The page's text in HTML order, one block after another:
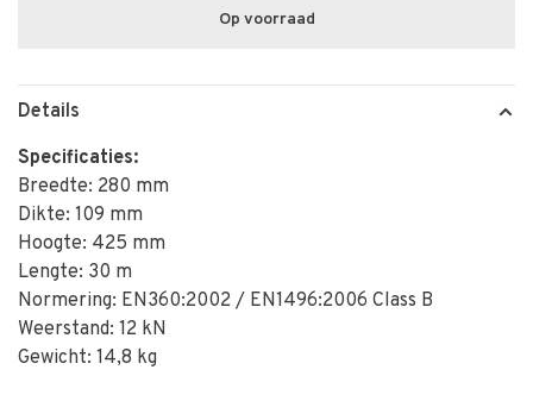
Op voorraad
Details
Specificaties:
Breedte: 280 mm
Dikte: 109 mm
Hoogte: 425 mm
Lengte: 30 m
Normering: EN360:2002 / EN1496:2006 Class B
Weerstand: 12 kN
Gewicht: 14,8 kg